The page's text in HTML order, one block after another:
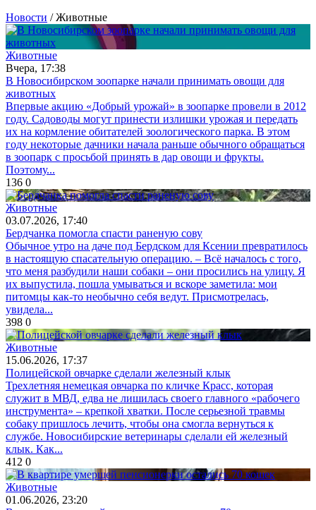
Новости / Животные
Животные
Вчера, 17:38
В Новосибирском зоопарке начали принимать овощи для
животных
Впервые акцию «Добрый урожай» в зоопарке провели в 2012
году. Садоводы могут принести излишки урожая и передать
их на кормление обитателей зоологического парка. В этом
году некоторые дачники начала раньше обычного обращаться
в зоопарк с просьбой принять в дар овощи и фрукты.
Поэтому...
136 0
Животные
03.07.2026, 17:40
Бердчанка помогла спасти раненую сову
Обычное утро на даче под Бердском для Ксении превратилось
в настоящую спасательную операцию. – Всё началось с того,
что меня разбудили наши собаки – они просились на улицу. Я
их выпустила, пошла умываться и вскоре заметила: мои
питомцы как-то необычно себя ведут. Присмотрелась,
увидела...
398 0
Животные
15.06.2026, 17:37
Полицейской овчарке сделали железный клык
Трехлетняя немецкая овчарка по кличке Красс, которая
служит в МВД, едва не лишилась своего главного «рабочего
инструмента» – крепкой хватки. После серьезной травмы
собаку пришлось лечить, чтобы она смогла вернуться к
службе. Новосибирские ветеринары сделали ей железный
клык. Как...
412 0
Животные
01.06.2026, 23:20